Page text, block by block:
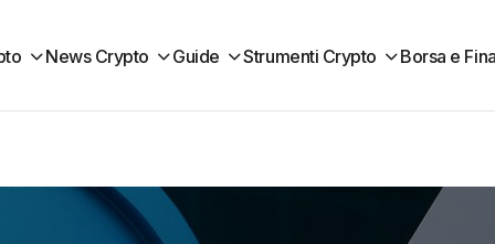
News Crypto Guide Strumenti Crypto Borsa e